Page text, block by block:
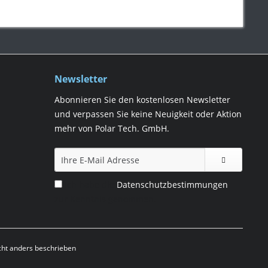
Newsletter
Abonnieren Sie den kostenlosen Newsletter
und verpassen Sie keine Neuigkeit oder Aktion
mehr von Polar Tech. GmbH.
Datenschutzbestimmungen
anders beschrieben